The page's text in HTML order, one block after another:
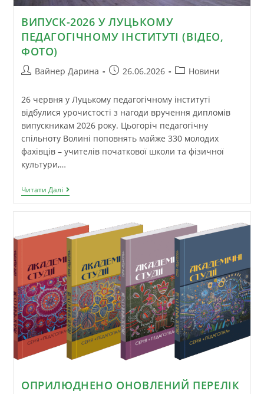
ВИПУСК-2026 У ЛУЦЬКОМУ
ПЕДАГОГІЧНОМУ ІНСТИТУТІ (ВІДЕО,
ФОТО)
Вайнер Дарина 26.06.2026 Новини
26 червня у Луцькому педагогічному інституті
відбулися урочистості з нагоди вручення дипломів
випускникам 2026 року. Цьогоріч педагогічну
спільноту Волині поповнять майже 330 молодих
фахівців – учителів початкової школи та фізичної
культури,…
Читати Далі
ОПРИЛЮДНЕНО ОНОВЛЕНИЙ ПЕРЕЛІК